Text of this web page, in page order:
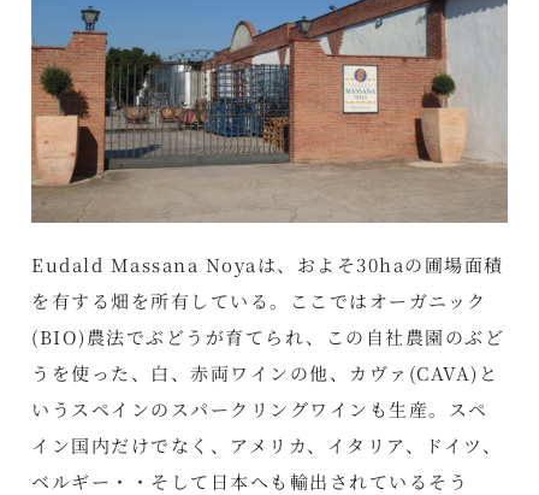
Eudald Massana Noyaは、およそ30haの圃場面積
を有する畑を所有している。ここではオーガニック
(BIO)農法でぶどうが育てられ、この自社農園のぶど
うを使った、白、赤両ワインの他、カヴァ(CAVA)と
いうスペインのスパークリングワインも生産。スペ
イン国内だけでなく、アメリカ、イタリア、ドイツ、
ベルギー・・そして日本へも輸出されているそう